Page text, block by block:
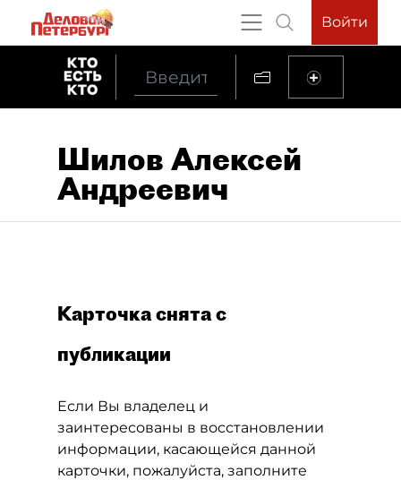
Войти
Шилов Алексей
Андреевич
Карточка снята с
публикации
Если Вы владелец и
заинтересованы в восстановлении
информации, касающейся данной
карточки, пожалуйста, заполните